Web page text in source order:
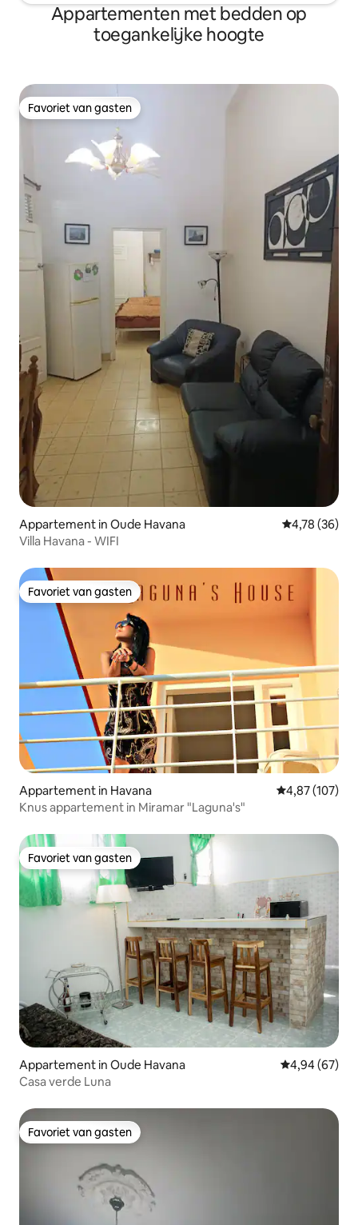
Appartementen met bedden op
toegankelijke hoogte
Favoriet van gasten
Favoriet van gasten
Appartement in Oude Havana Gemiddelde
4,78 (36)
Villa Havana - WIFI
Favoriet van gasten
Favoriet van gasten
Appartement in Havana Gemiddelde
4,87 (107)
Knus appartement in Miramar "Laguna's"
Favoriet van gasten
Favoriet van gasten
Appartement in Oude Havana Gemiddelde
4,94 (67)
Casa verde Luna
Favoriet van gasten
Favoriet van gasten